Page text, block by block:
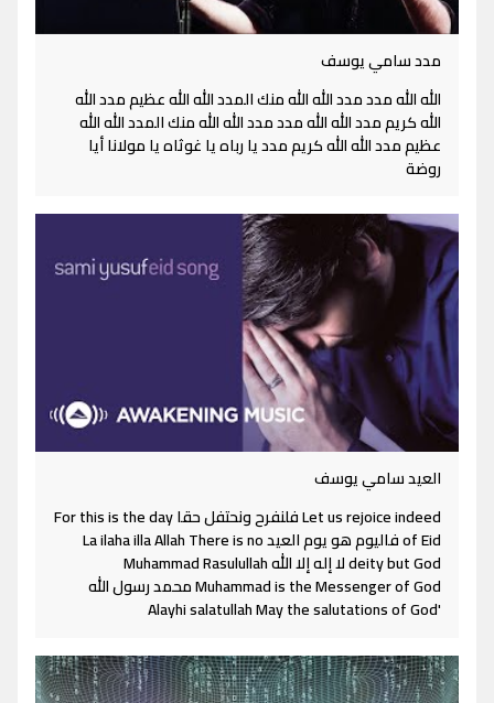
مدد سامي يوسف
الله الله مدد مدد الله الله منك المدد الله الله عظيم مدد الله
الله كريم مدد الله الله مدد مدد الله الله منك المدد الله الله
عظيم مدد الله الله كريم مدد يا رباه يا غوثاه يا مولانا أيا
روضة
العيد سامي يوسف
Let us rejoice indeed فلنفرح ونحتفل حقا For this is the day
of Eid فاليوم هو يوم العيد La ilaha illa Allah There is no
deity but God لا إله إلا الله Muhammad Rasulullah
Muhammad is the Messenger of God محمد رسول الله
'Alayhi salatullah May the salutations of God